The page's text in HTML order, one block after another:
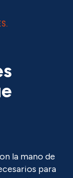
la mano de
para